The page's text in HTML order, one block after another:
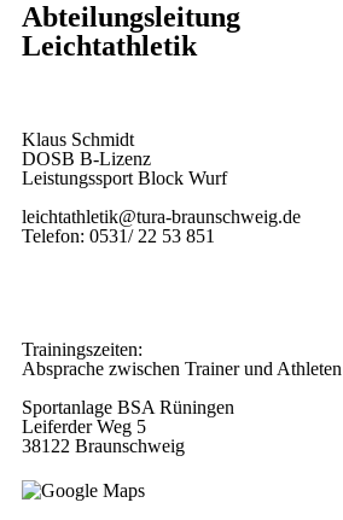
Abteilungsleitung
Leichtathletik
Klaus Schmidt
DOSB B-Lizenz
Leistungssport Block Wurf
leichtathletik@tura-braunschweig.de
Telefon: 0531/ 22 53 851
Trainingszeiten:
Absprache zwischen Trainer und Athleten
Sportanlage BSA Rüningen
Leiferder Weg 5
38122 Braunschweig